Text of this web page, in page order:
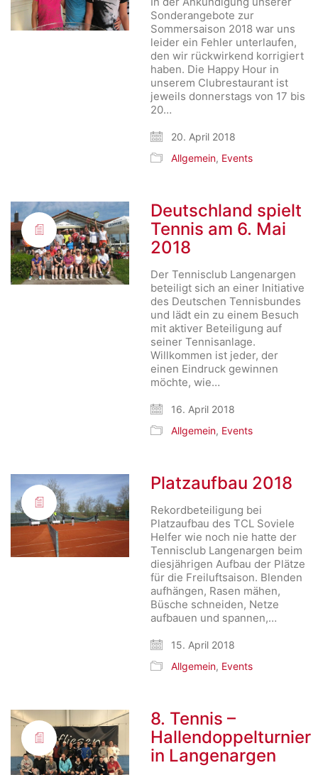
Sonderangebote zur
Sommersaison 2018 war uns
leider ein Fehler unterlaufen,
den wir rückwirkend korrigiert
haben. Die Happy Hour in
unserem Clubrestaurant ist
jeweils donnerstags von 17 bis
20…
20. April 2018
Allgemein, Events
Deutschland spielt
Tennis am 6. Mai
2018
Der Tennisclub Langenargen
beteiligt sich an einer Initiative
des Deutschen Tennisbundes
und lädt ein zu einem Besuch
mit aktiver Beteiligung auf
seiner Tennisanlage.
Willkommen ist jeder, der
einen Eindruck gewinnen
möchte, wie…
16. April 2018
Allgemein, Events
Platzaufbau 2018
Rekordbeteiligung bei
Platzaufbau des TCL Soviele
Helfer wie noch nie hatte der
Tennisclub Langenargen beim
diesjährigen Aufbau der Plätze
für die Freiluftsaison. Blenden
aufhängen, Rasen mähen,
Büsche schneiden, Netze
aufbauen und spannen,…
15. April 2018
Allgemein, Events
8. Tennis –
Hallendoppelturnier
in Langenargen